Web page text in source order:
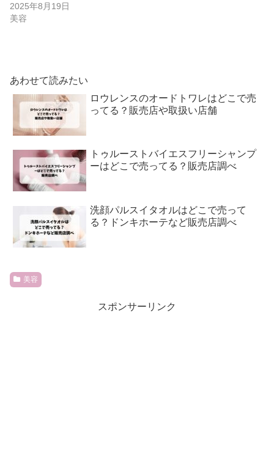
2025年8月19日
美容
あわせて読みたい
ロウレンスのオードトワレはどこで売
ってる？販売店や取扱い店舗
トゥルーストバイエスフリーシャンプ
ーはどこで売ってる？販売店調べ
洗顔パルスイタオルはどこで売って
る？ドンキホーテなど販売店調べ
美容
スポンサーリンク